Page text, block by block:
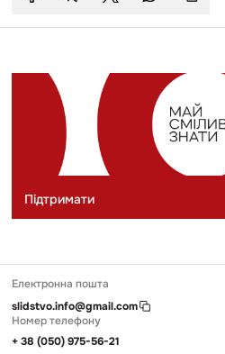
Підтримати
Електронна пошта
slidstvo.info@gmail.com
Номер телефону
+ 38 (050) 975-56-21